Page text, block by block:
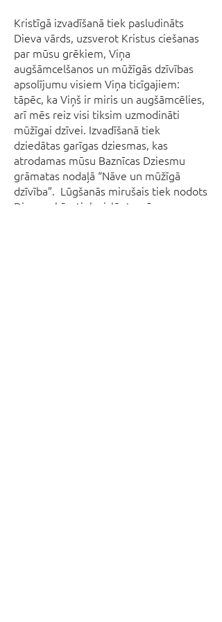
Kristīgā izvadīšanā tiek pasludināts
Dieva vārds, uzsverot Kristus ciešanas
par mūsu grēkiem, Viņa
augšāmcelšanos un mūžīgās dzīvības
apsolījumu visiem Viņa ticīgajiem:
tāpēc, ka Viņš ir miris un augšāmcēlies,
arī mēs reiz visi tiksim uzmodināti
mūžīgai dzīvei. Izvadīšanā tiek
dziedātas garīgas dziesmas, kas
atrodamas mūsu Baznīcas Dziesmu
grāmatas nodaļā “Nāve un mūžīgā
dzīvība”. Lūgšanās mirušais tiek nodots
Dieva rokās, tiek aizlūgts arī par